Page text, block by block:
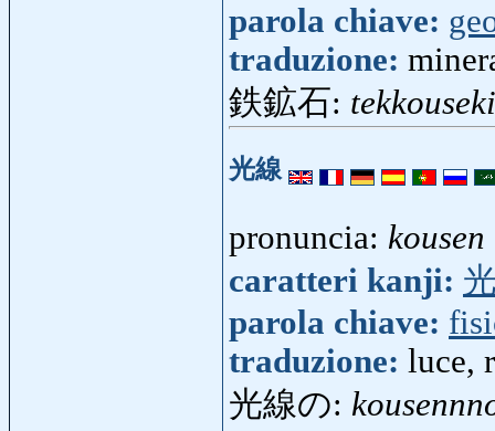
parola chiave:
traduzione:
鉄鉱石: tekkouseki
光線
pronuncia: kousen
caratteri kanji:
parola chiave:
traduzione: luce,
光線の: